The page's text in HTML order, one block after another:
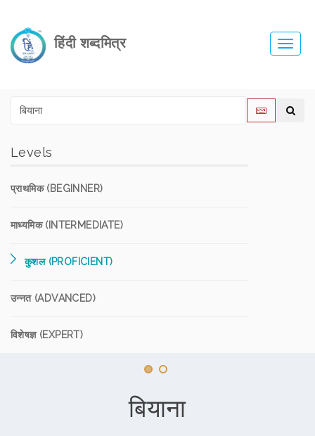
हिंदी शब्दमित्र
Levels
प्राथमिक (BEGINNER)
माध्यमिक (INTERMEDIATE)
कुशल (PROFICIENT)
उन्नत (ADVANCED)
विशेषज्ञ (EXPERT)
बियाना